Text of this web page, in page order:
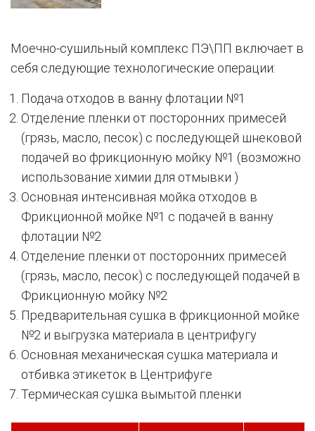
Моечно-сушильный комплекс ПЭ\ПП включает в
себя следующие технологические операции:
Подача отходов в ванну флотации №1
Отделение пленки от посторонних примесей
(грязь, масло, песок) с последующей шнековой
подачей во фрикционную мойку №1 (возможно
использование химии для отмывки )
Основная интенсивная мойка отходов в
Фрикционной мойке №1 с подачей в ванну
флотации №2
Отделение пленки от посторонних примесей
(грязь, масло, песок) с последующей подачей в
Фрикционную мойку №2
Предварительная сушка в фрикционной мойке
№2 и выгрузка материала в центрифугу
Основная механическая сушка материала и
отбивка этикеток в Центрифуге
Термическая сушка вымытой пленки